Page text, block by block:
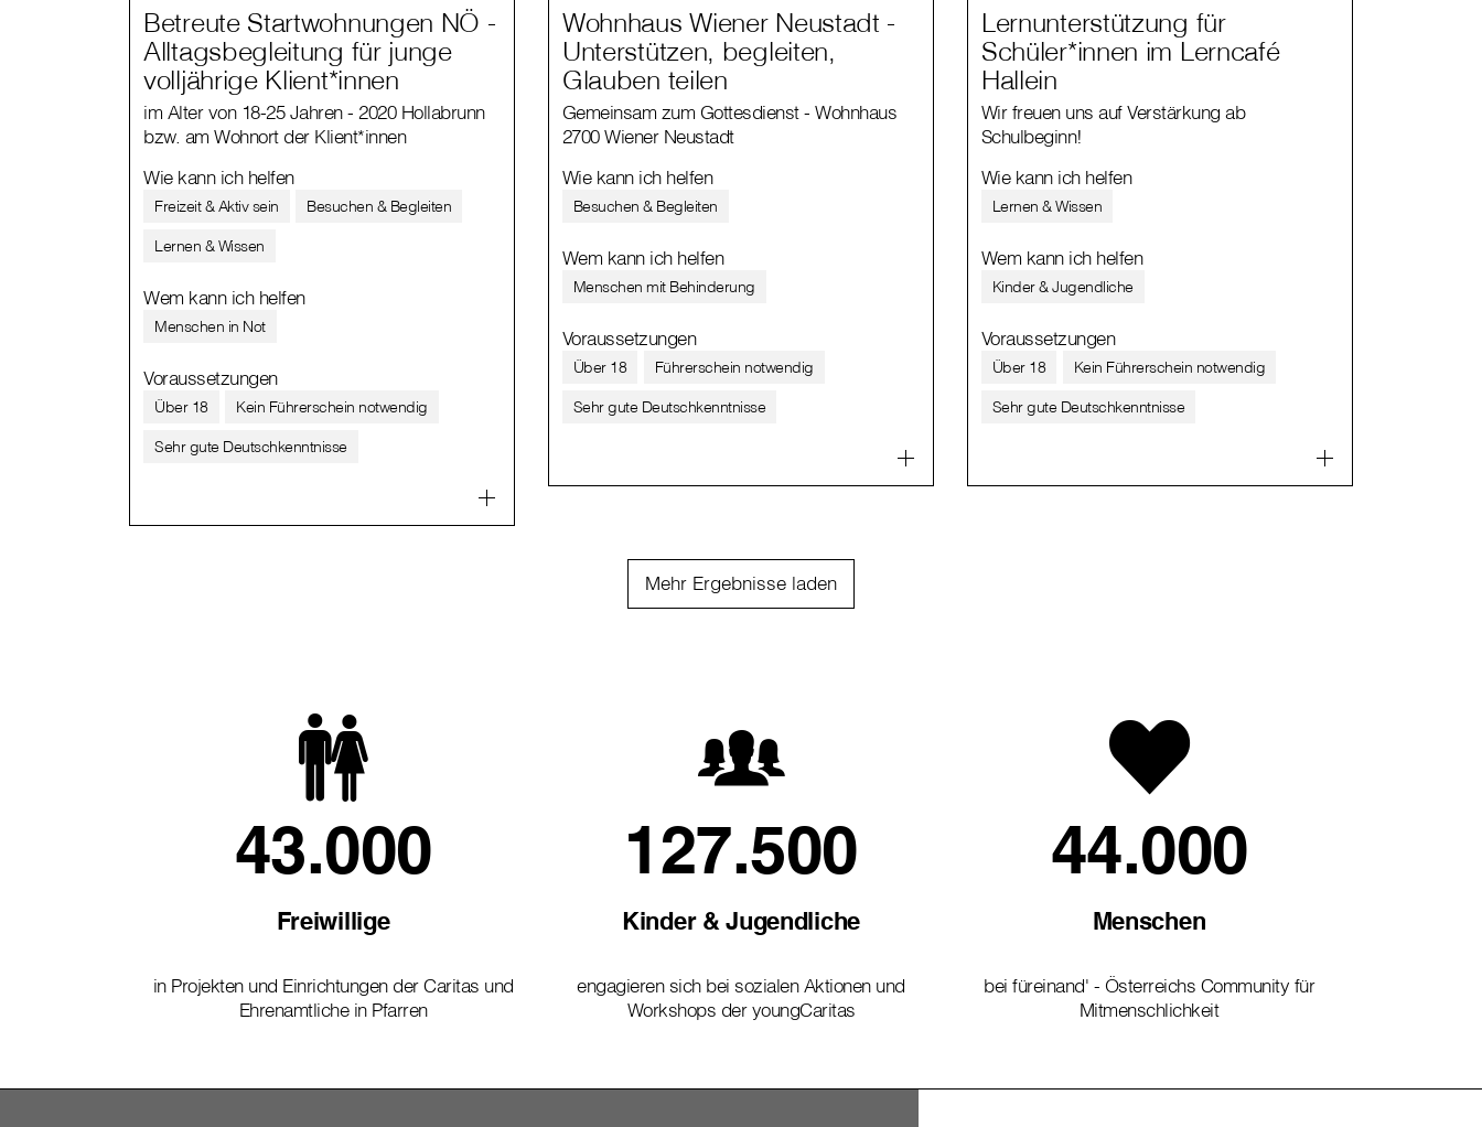
Betreute Startwohnungen NÖ -
Alltagsbegleitung für junge
volljährige Klient*innen
im Alter von 18-25 Jahren - 2020 Hollabrunn
bzw. am Wohnort der Klient*innen
Wie kann ich helfen
Freizeit & Aktiv sein
Besuchen & Begleiten
Lernen & Wissen
Wem kann ich helfen
Menschen in Not
Voraussetzungen
Über 18
Kein Führerschein notwendig
Sehr gute Deutschkenntnisse
Wohnhaus Wiener Neustadt -
Unterstützen, begleiten,
Glauben teilen
Gemeinsam zum Gottesdienst - Wohnhaus
2700 Wiener Neustadt
Wie kann ich helfen
Besuchen & Begleiten
Wem kann ich helfen
Menschen mit Behinderung
Voraussetzungen
Über 18
Führerschein notwendig
Sehr gute Deutschkenntnisse
Lernunterstützung für
Schüler*innen im Lerncafé
Hallein
Wir freuen uns auf Verstärkung ab
Schulbeginn!
Wie kann ich helfen
Lernen & Wissen
Wem kann ich helfen
Kinder & Jugendliche
Voraussetzungen
Über 18
Kein Führerschein notwendig
Sehr gute Deutschkenntnisse
Mehr Ergebnisse laden
43.000
Freiwillige
in Projekten und Einrichtungen der Caritas und
Ehrenamtliche in Pfarren
127.500
Kinder & Jugendliche
engagieren sich bei sozialen Aktionen und
Workshops der youngCaritas
44.000
Menschen
bei füreinand' - Österreichs Community für
Mitmenschlichkeit